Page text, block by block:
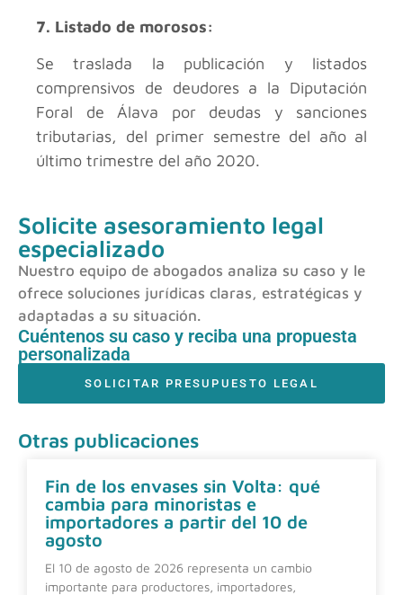
7. Listado de morosos:
Se traslada la publicación y listados
comprensivos de deudores a la Diputación
Foral de Álava por deudas y sanciones
tributarias, del primer semestre del año al
último trimestre del año 2020.
Solicite asesoramiento legal
especializado
Nuestro equipo de abogados analiza su caso y le
ofrece soluciones jurídicas claras, estratégicas y
adaptadas a su situación.
Cuéntenos su caso y reciba una propuesta
personalizada
SOLICITAR PRESUPUESTO LEGAL
Otras publicaciones
Fin de los envases sin Volta: qué
cambia para minoristas e
importadores a partir del 10 de
agosto
El 10 de agosto de 2026 representa un cambio
importante para productores, importadores,